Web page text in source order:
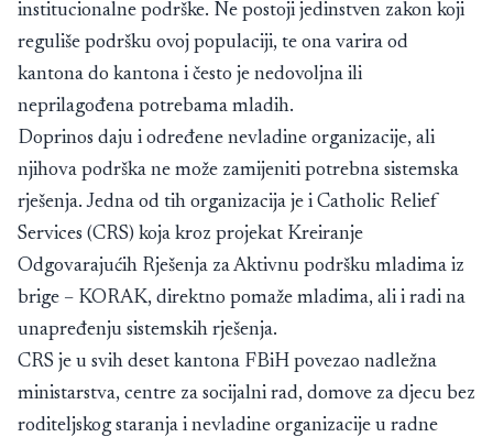
institucionalne podrške. Ne postoji jedinstven zakon koji
reguliše podršku ovoj populaciji, te ona varira od
kantona do kantona i često je nedovoljna ili
neprilagođena potrebama mladih.
Doprinos daju i određene nevladine organizacije, ali
njihova podrška ne može zamijeniti potrebna sistemska
rješenja. Jedna od tih organizacija je i Catholic Relief
Services (CRS) koja kroz projekat Kreiranje
Odgovarajućih Rješenja za Aktivnu podršku mladima iz
brige – KORAK, direktno pomaže mladima, ali i radi na
unapređenju sistemskih rješenja.
CRS je u svih deset kantona FBiH povezao nadležna
ministarstva, centre za socijalni rad, domove za djecu bez
roditeljskog staranja i nevladine organizacije u radne